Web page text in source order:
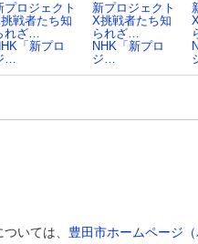
プロジェクト
戦者たち知
れざ…
「新プロ
…
新プロジェクト
X挑戦者たち知
られざ…
NHK「新プロ
ジ…
いては、 豊田市ホームページ